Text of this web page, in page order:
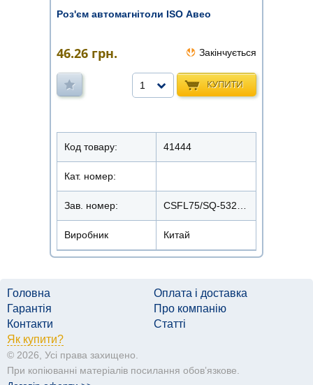
Роз'єм автомагнітоли ISO Авео
46.26 грн. Закінчується
КУПИТИ
1
Код товару: 41444
Кат. номер:
Зав. номер: CSFL75/SQ-5323/FL-AD12-1526
Виробник Китай
Головна
Оплата і доставка
Гарантія
Про компанію
Контакти
Статті
Як купити?
© 2026, Усі права захищено.
При копіюванні матеріалів посилання обовʼязкове.